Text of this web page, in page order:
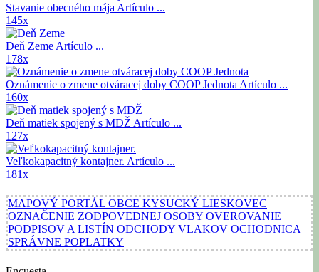
Stavanie obecného mája Artículo ...
145x
Deň Zeme Artículo ...
178x
Oznámenie o zmene otváracej doby COOP Jednota Artículo ...
160x
Deň matiek spojený s MDŽ Artículo ...
127x
Veľkokapacitný kontajner. Artículo ...
181x
MAPOVÝ PORTÁL OBCE KYSUCKÝ LIESKOVEC
OZNAČENIE ZODPOVEDNEJ OSOBY OVEROVANIE
PODPISOV A LISTÍN ODCHODY VLAKOV OCHODNICA
SPRÁVNE POPLATKY